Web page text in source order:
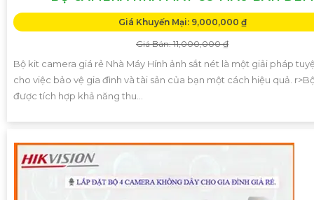
Giá Khuyến Mại: 9,000,000 ₫
Giá Bán: 11,000,000 ₫
Bộ kit camera giá rẻ Nhà Máy Hính ảnh sắt nét là một giải pháp
cho việc bảo vệ gia đình và tài sản của bạn một cách hiệu quả.
được tích hợp khả năng thu...